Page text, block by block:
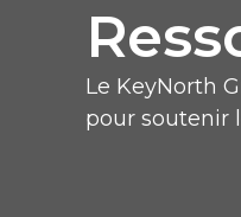
Le KeyNorth
pour soutenir